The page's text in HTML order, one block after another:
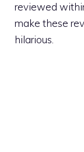
reviewed
make these
hilarious.